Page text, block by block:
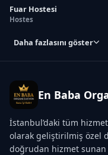
Fuar Hostesi
Hostes
Daha fazlasını göster
En Baba
İstanbul’daki tüm
olarak geliştirilmiş özel
doğrudan hizmet